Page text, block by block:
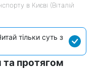
в Києві (Віталій
тільки суть з
та протягом